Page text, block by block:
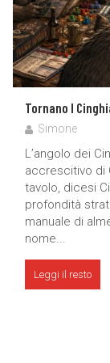
Tornano I
Simone
L’angolo dei
accrescitivo di
tavolo, dicesi
profondità
manuale di
nome...
Leggi il resto